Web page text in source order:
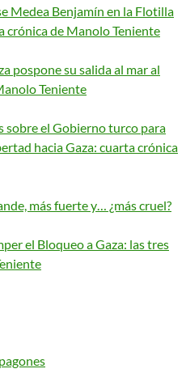
Medea Benjamín en la Flotilla
crónica de Manolo Teniente
pospone su salida al mar al
Teniente
sobre el Gobierno turco para
hacia Gaza: cuarta crónica
más fuerte y… ¿más cruel?
el Bloqueo a Gaza: las tres